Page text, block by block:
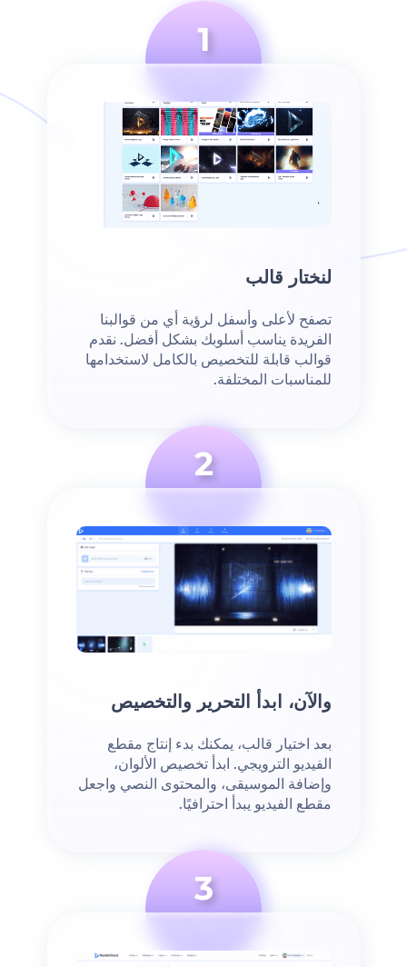
لنختار قالب
تصفح لأعلى وأسفل لرؤية أي من قوالبنا
الفريدة يناسب أسلوبك بشكل أفضل. نقدم
قوالب قابلة للتخصيص بالكامل لاستخدامها
للمناسبات المختلفة.
والآن، ابدأ التحرير والتخصيص
بعد اختيار قالب، يمكنك بدء إنتاج مقطع
الفيديو الترويجي. ابدأ تخصيص الألوان،
وإضافة الموسيقى، والمحتوى النصي واجعل
مقطع الفيديو يبدأ احترافيًا.